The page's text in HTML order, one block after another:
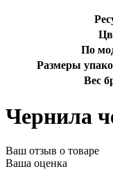
По
Размеры
Вес
Чернила
Ваш отзыв о товаре
Ваша оценка